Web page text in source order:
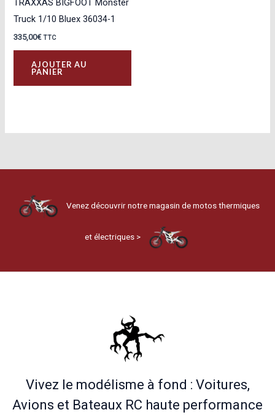
TRAXXAS BIGFOOT Monster
Truck 1/10 Bluex 36034-1
335,00€ TTC
AJOUTER AU
PANIER
Venez découvrir notre magasin de motos thermiques
et électriques >
Vivez le modélisme à fond : Voitures,
Avions et Bateaux RC haute performance